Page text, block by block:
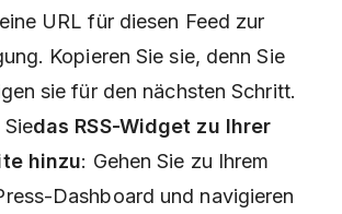
URL für diesen Feed zur
Kopieren Sie sie, denn Sie
sie für den nächsten Schritt.
Siedas RSS-Widget zu Ihrer
hinzu: Gehen Sie zu Ihrem
Dashboard und navigieren